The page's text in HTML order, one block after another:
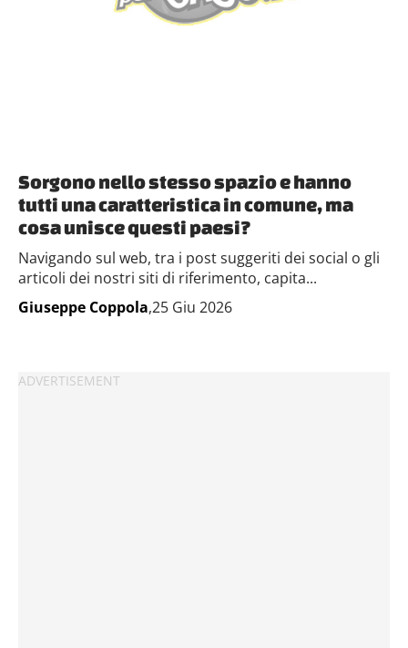
Sorgono nello stesso spazio e hanno
tutti una caratteristica in comune, ma
cosa unisce questi paesi?
Navigando sul web, tra i post suggeriti dei social o gli
articoli dei nostri siti di riferimento, capita...
Giuseppe Coppola,25 Giu 2026